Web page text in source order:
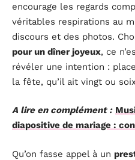
encourage les regards
véritables respirations au
discours et des photos.
pour un dîner joyeux, ce
révéler une intention :
la fête, qu’il ait vingt ou
A lire en complément :
diapositive de mariage :
Qu’on fasse appel à un